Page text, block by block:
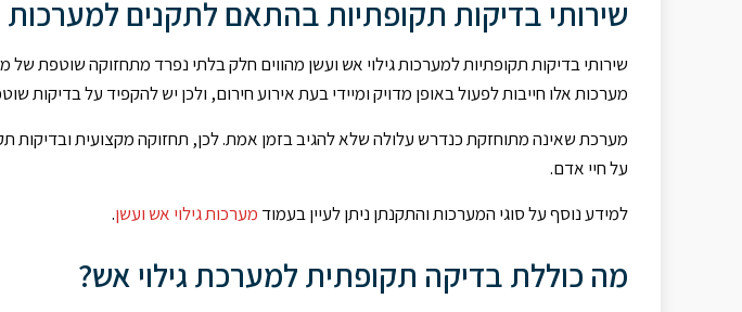
שירותי בדיקות תקופתיות בהתאם לתקנים למערכות
שירותי בדיקות תקופתיות למערכות גילוי אש ועשן מהווים חלק בלתי נפרד מתחזוקה שוטפת של
מערכות אלו חייבות לפעול באופן מדויק ומיידי בעת אירוע חירום, ולכן יש להקפיד על בדיקות
מערכת שאינה מתוחזקת כנדרש עלולה שלא להגיב בזמן אמת. לכן, תחזוקה מקצועית ובדיקות
על חיי אדם.
למידע נוסף על סוגי המערכות והתקנתן ניתן לעיין בעמוד מערכות גילוי אש ועשן.
מה כוללת בדיקה תקופתית למערכת גילוי אש?